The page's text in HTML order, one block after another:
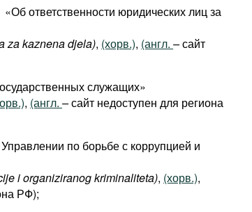
ответственности юридических лиц за
za kaznena djela), (хорв.), (англ. –сайт
служащих»
, (англ. –сайт недоступен для региона
по борьбе с коррупцией и
iorganiziranogkriminaliteta), (хорв.),
РФ);